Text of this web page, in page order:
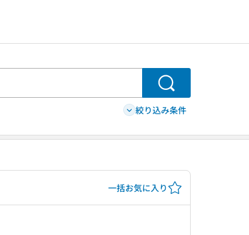
検索
絞り込み条件
一括お気に入り